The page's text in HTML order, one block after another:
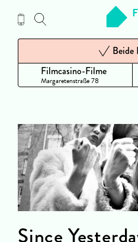
Inhalt
Filmcasino-Filme
Margaretenstraße 78
Beide
Since